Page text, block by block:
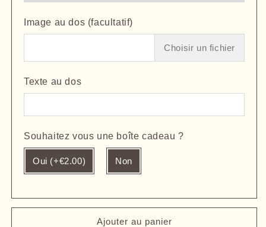
Image au dos (facultatif)
Choisir un fichier
Texte au dos
Souhaitez vous une boîte cadeau ?
Oui (+€2.00) Non
Ajouter au panier